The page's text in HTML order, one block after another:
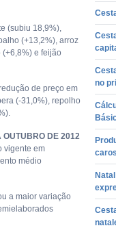
no
(subiu 18,9%),
(+13,2%), arroz
e feijão
de preço em
(-31,0%), repolho
DE 2012
vigente em
médio
a maior variação